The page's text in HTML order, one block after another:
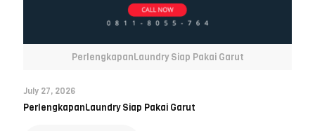
PerlengkapanLaundry Siap Pakai Garut
July 27, 2026
PerlengkapanLaundry Siap Pakai Garut